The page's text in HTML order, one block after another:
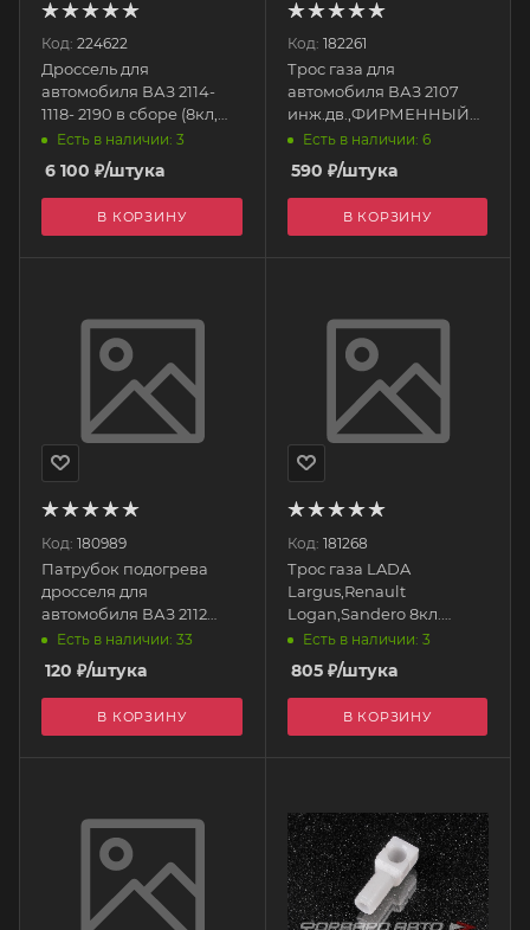
Код: 224622
Дроссель для
автомобиля ВАЗ 2114-
1118- 2190 в сборе (8кл,
Евро 4 с
контроллероми)
CRTR0117909 CARTRONIC
Есть в наличии: 3
6 100 ₽/штука
В КОРЗИНУ
Код: 182261
Трос газа для
автомобиля ВАЗ 2107
инж.дв.,ФИРМЕННЫЙ
(1269 мм) AVP AS2107F
Автопартнер
Есть в наличии: 6
590 ₽/штука
В КОРЗИНУ
Код: 180989
Патрубок подогрева
дросселя для
автомобиля ВАЗ 2112
48СМ 2112-1148038Р БРТ
Есть в наличии: 33
120 ₽/штука
В КОРЗИНУ
Код: 181268
Трос газа LADA
Largus,Renault
Logan,Sandero 8кл.
(906мм) 6001546868
Есть в наличии: 3
805₽/штука
В КОРЗИНУ